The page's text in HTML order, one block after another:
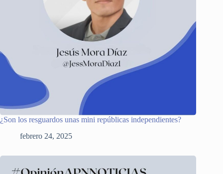
¿Son los resguardos unas mini repúblicas independientes?
febrero 24, 2025